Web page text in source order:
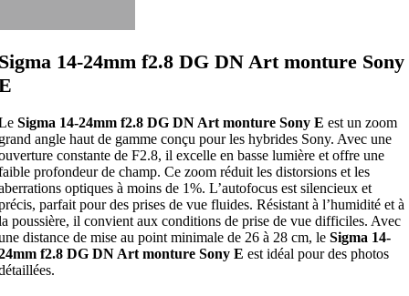
14-24mm f2.8 DG DN Art monture Sony
Sigma 14-24mm f2.8 DG DN Art monture Sony E est un zoom
angle haut de gamme conçu pour les hybrides Sony. Avec une
constante de F2.8, il excelle en basse lumière et offre une
profondeur de champ. Ce zoom réduit les distorsions et les
optiques à moins de 1%. L’autofocus est silencieux et
parfait pour des prises de vue fluides. Résistant à l’humidité et à
poussière, il convient aux conditions de prise de vue difficiles. Avec
distance de mise au point minimale de 26 à 28 cm, le Sigma 14-
f2.8 DG DN Art monture Sony E est idéal pour des photos